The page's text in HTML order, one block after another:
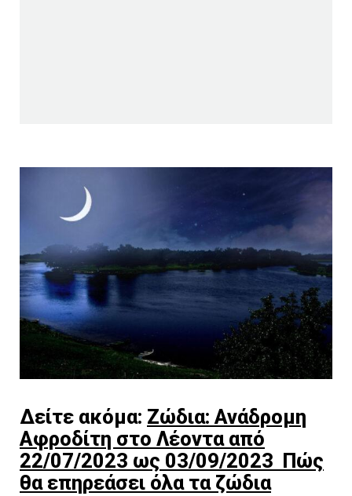
Δείτε ακόμα: Ζώδια: Ανάδρομη
Αφροδίτη στο Λέοντα από
22/07/2023 ως 03/09/2023 Πώς
θα επηρεάσει όλα τα ζώδια